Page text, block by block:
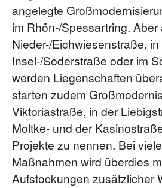
angelegte
im Rhön-/Spessartring.
Nieder-/Eichwiesenstraße,
Insel-/Soderstraße oder im
werden Liegenschaften
starten zudem
Viktoriastraße, in der
Moltke- und der
Projekte zu nennen. Bei
Maßnahmen wird überdies
Aufstockungen zusätzlicher